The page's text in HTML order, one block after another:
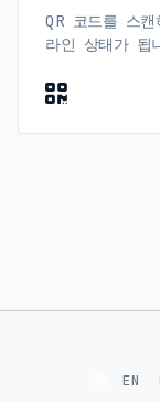
QR 코드를 스
라인 상태가 됩
EN